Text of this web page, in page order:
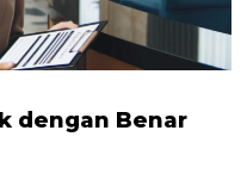
dengan Benar